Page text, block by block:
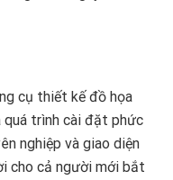
cụ thiết kế đồ họa
quá trình cài đặt phức
nghiệp và giao diện
cho cả người mới bắt